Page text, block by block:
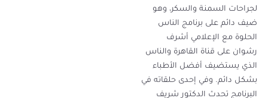
لجراحات السمنة والسكر، وهو
ضيف دائم على برنامج الناس
الحلوة مع الإعلامي أشرف
رشوان على قناة القاهرة والناس
الذي يستضيف أفضل الأطباء
بشكل دائم. وفي إحدى حلقاته في
البرنامج تحدث الدكتور شريف